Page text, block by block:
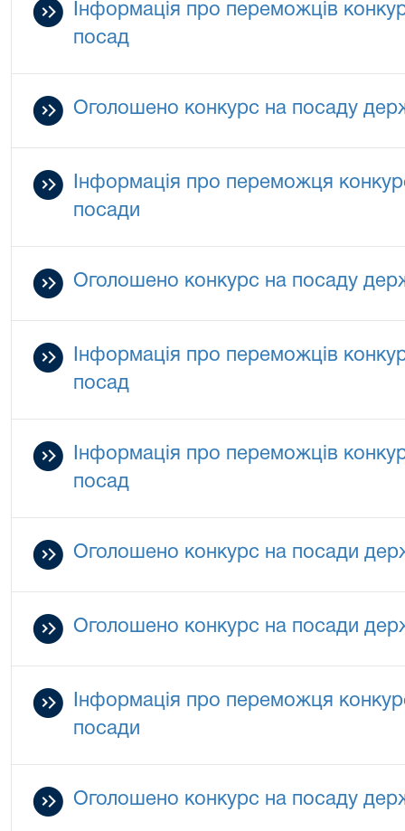
Інформація про переможців
посад
Оголошено конкурс на посаду
Інформація про переможця
посади
Оголошено конкурс на посаду
Інформація про переможців
посад
Інформація про переможців
посад
Оголошено конкурс на посади
Оголошено конкурс на посади
Інформація про переможця
посади
Оголошено конкурс на посаду